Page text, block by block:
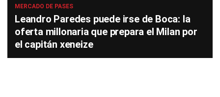
MERCADO DE PASES
Leandro Paredes puede irse de Boca: la
oferta millonaria que prepara el Milan por
el capitán xeneize